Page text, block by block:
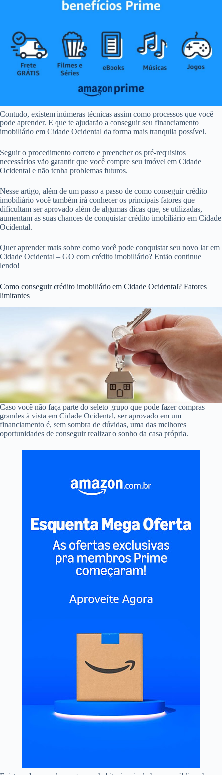
Contudo, existem inúmeras técnicas assim como processos que você
pode aprender. E que te ajudarão a conseguir seu financiamento
imobiliário em Cidade Ocidental da forma mais tranquila possível.
Seguir o procedimento correto e preencher os pré-requisitos
necessários vão garantir que você compre seu imóvel em Cidade
Ocidental e não tenha problemas futuros.
Nesse artigo, além de um passo a passo de como conseguir crédito
imobiliário você também irá conhecer os principais fatores que
dificultam ser aprovado além de algumas dicas que, se utilizadas,
aumentam as suas chances de conquistar crédito imobiliário em Cidade
Ocidental.
Quer aprender mais sobre como você pode conquistar seu novo lar em
Cidade Ocidental – GO com crédito imobiliário? Então continue
lendo!
Como conseguir crédito imobiliário em Cidade Ocidental? Fatores
limitantes
Caso você não faça parte do seleto grupo que pode fazer compras
grandes à vista em Cidade Ocidental, ser aprovado em um
financiamento é, sem sombra de dúvidas, uma das melhores
oportunidades de conseguir realizar o sonho da casa própria.